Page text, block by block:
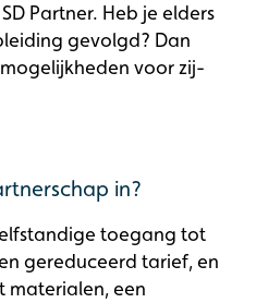
Partner. Heb je elders
gevolgd? Dan
voor zij-
in?
toegang tot
gereduceerd tarief, en
een